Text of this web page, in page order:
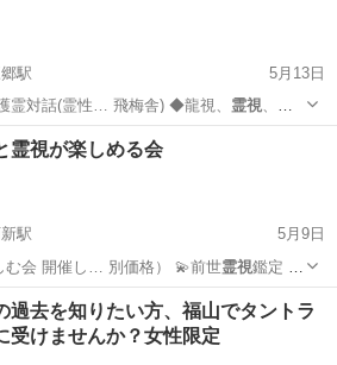
駅
5月13日
霊対話(霊性… 飛梅舎) ◆龍視、 霊視、前
駅 ワークショップ
霊視が楽しめる会
駅
5月9日
を楽しむ会 開催し… 別価格） 💫前世霊視鑑定 過
視【2つの癒しセッ…
その他 霊視
過去を知りたい方、福山でタントラ
受けませんか？女性限定